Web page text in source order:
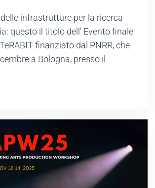
infrastrutture per la ricerca
questo il titolo dell' Evento finale
finanziato dal PNRR, che
a Bologna, presso il